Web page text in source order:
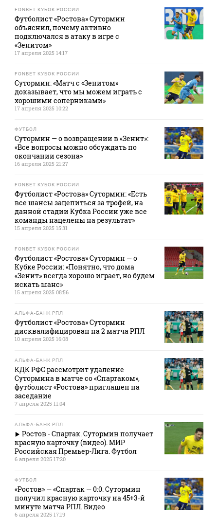
FONBET КУБОК РОССИИ
Футболист «Ростова» Сутормин
объяснил, почему активно
подключался в атаку в игре с
«Зенитом»
17 апреля 2025 14:17
FONBET КУБОК РОССИИ
Сутормин: «Матч с «Зенитом»
доказывает, что мы можем играть с
хорошими соперниками»
17 апреля 2025 10:22
ФУТБОЛ
Сутормин — о возвращении в «Зенит»:
«Все вопросы можно обсуждать по
окончании сезона»
16 апреля 2025 21:27
FONBET КУБОК РОССИИ
Футболист «Ростова» Сутормин: «Есть
все шансы зацепиться за трофей, на
данной стадии Кубка России уже все
команды нацелены на результат»
15 апреля 2025 15:31
FONBET КУБОК РОССИИ
Футболист «Ростова» Сутормин — о
Кубке России: «Понятно, что дома
«Зенит» всегда хорошо играет, но будем
искать шанс»
15 апреля 2025 08:56
АЛЬФА-БАНК РПЛ
Футболист «Ростова» Сутормин
дисквалифицирован на 2 матча РПЛ
10 апреля 2025 16:08
АЛЬФА-БАНК РПЛ
КДК РФС рассмотрит удаление
Сутормина в матче со «Спартаком»,
футболист «Ростова» приглашен на
заседание
7 апреля 2025 11:04
АЛЬФА-БАНК РПЛ
Ростов - Спартак. Сутормин получает
красную карточку (видео). МИР
Российская Премьер-Лига. Футбол
6 апреля 2025 17:20
ФУТБОЛ
«Ростов» — «Спартак — 0:0. Сутормин
получил красную карточку на 45+3‑й
минуте матча РПЛ. Видео
6 апреля 2025 17:19